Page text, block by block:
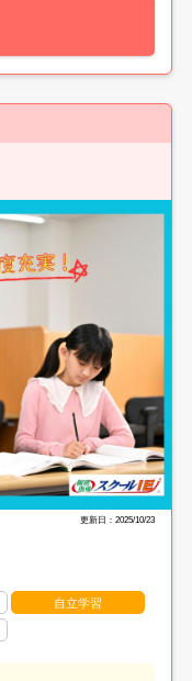
更新日：2025/10/23
自立学習